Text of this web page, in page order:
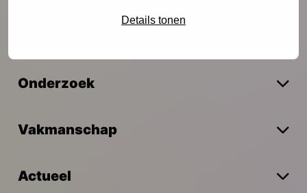
Details tonen
Onderzoek
Vakmanschap
Actueel